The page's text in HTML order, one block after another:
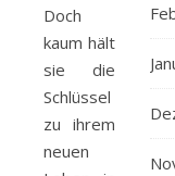
Doch
kaum hält
sie die
Schlüssel
zu ihrem
neuen